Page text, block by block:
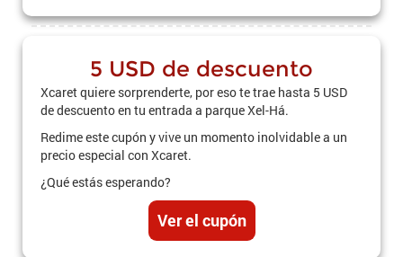
5 USD de descuento
Xcaret quiere sorprenderte, por eso te trae hasta 5 USD
de descuento en tu entrada a parque Xel-Há.
Redime este cupón y vive un momento inolvidable a un
precio especial con Xcaret.
¿Qué estás esperando?
Ver el cupón